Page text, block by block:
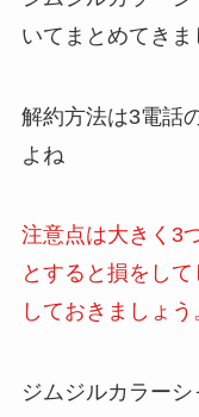
いてまとめてきま
解約方法は3電話
よね
注意点は大きく3
とすると損をし
しておきましょう
ジムジルカラー